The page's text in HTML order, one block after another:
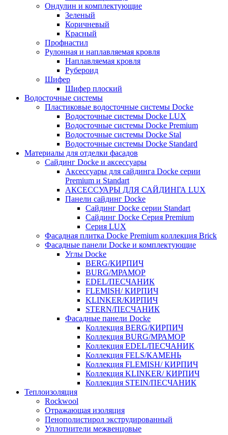
Ондулин и комплектующие
Зеленый
Коричневый
Красный
Профнастил
Рулонная и наплавляемая кровля
Наплавляемая кровля
Рубероид
Шифер
Шифер плоский
Водосточные системы
Пластиковые водосточные системы Docke
Водосточные системы Docke LUX
Водосточные системы Docke Premium
Водосточные системы Docke Stal
Водосточные системы Docke Standard
Материалы для отделки фасадов
Сайдинг Docke и аксессуары
Аксессуары для сайдинга Docke серии
Premium и Standart
АКСЕССУАРЫ ДЛЯ САЙДИНГА LUX
Панели сайдинг Docke
Cайдинг Docke серии Standart
Сайдинг Docke Серия Premium
Серия LUX
Фасадная плитка Docke Premium коллекция Brick
Фасадные панели Docke и комплектующие
Углы Docke
BERG/КИРПИЧ
BURG/МРАМОР
EDEL/ПЕСЧАНИК
FLEMISH/ КИРПИЧ
KLINKER/КИРПИЧ
STERN/ПЕСЧАНИК
Фасадные панели Docke
Коллекция BERG/КИРПИЧ
Коллекция BURG/МРАМОР
Коллекция EDEL/ПЕСЧАНИК
Коллекция FELS/КАМЕНЬ
Коллекция FLEMISH/ КИРПИЧ
Коллекция KLINKER/ КИРПИЧ
Коллекция STEIN/ПЕСЧАНИК
Теплоизоляция
Rockwool
Отражающая изоляция
Пенополистирол экструдированный
Уплотнители межвенцовые